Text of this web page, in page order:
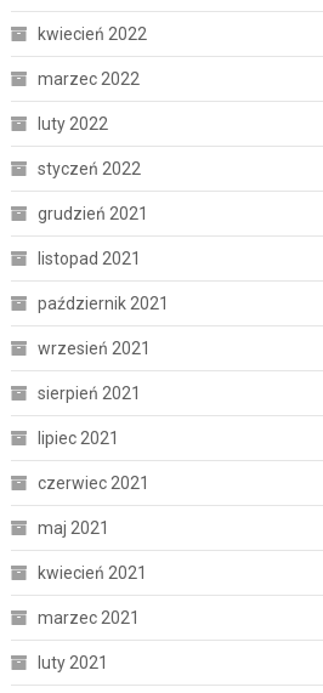
kwiecień 2022
marzec 2022
luty 2022
styczeń 2022
grudzień 2021
listopad 2021
październik 2021
wrzesień 2021
sierpień 2021
lipiec 2021
czerwiec 2021
maj 2021
kwiecień 2021
marzec 2021
luty 2021